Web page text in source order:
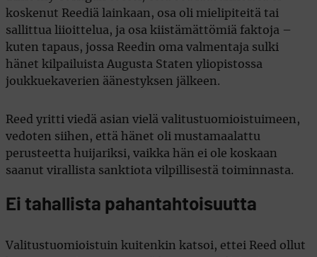
koskenut Reediä lainkaan, osa oli mielipiteitä tai
sallittua liioittelua, ja osa kiistämättömiä faktoja –
kuten tapaus, jossa Reedin oma valmentaja sulki
hänet kilpailuista Augusta Staten yliopistossa
joukkuekaverien äänestyksen jälkeen.
Reed yritti viedä asian vielä valitustuomioistuimeen,
vedoten siihen, että hänet oli mustamaalattu
perusteetta huijariksi, vaikka hän ei ole koskaan
saanut virallista sanktiota vilpillisestä toiminnasta.
Ei tahallista pahantahtoisuutta
Valitustuomioistuin kuitenkin katsoi, ettei Reed ollut